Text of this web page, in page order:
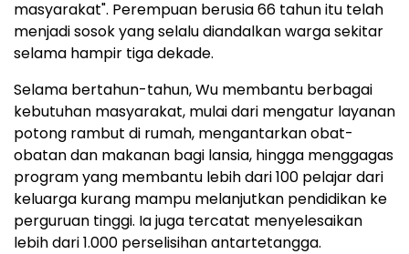
masyarakat". Perempuan berusia 66 tahun itu telah
menjadi sosok yang selalu diandalkan warga sekitar
selama hampir tiga dekade.
Selama bertahun-tahun, Wu membantu berbagai
kebutuhan masyarakat, mulai dari mengatur layanan
potong rambut di rumah, mengantarkan obat-
obatan dan makanan bagi lansia, hingga menggagas
program yang membantu lebih dari 100 pelajar dari
keluarga kurang mampu melanjutkan pendidikan ke
perguruan tinggi. Ia juga tercatat menyelesaikan
lebih dari 1.000 perselisihan antartetangga.